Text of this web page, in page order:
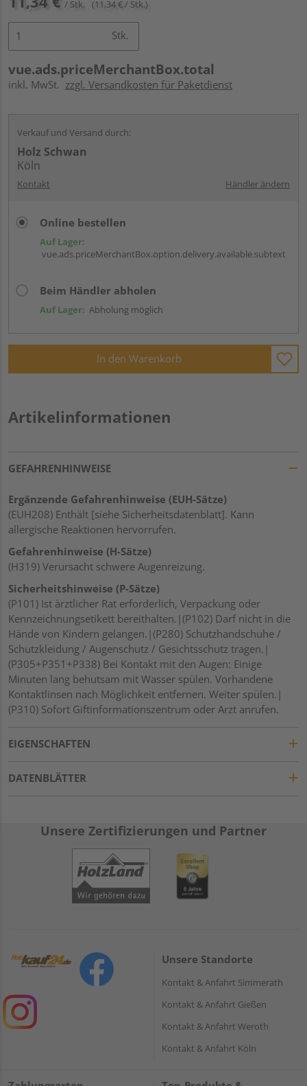
/ Stk. (11,34 € / Stk.)
Stk.
vue.ads.priceMerchantBox.total
inkl. MwSt. zzgl. Versandkosten für Paketdienst
Verkauf und Versand durch:
Holz Schwan
Köln
Kontakt Händler ändern
Online bestellen
Auf Lager:
vue.ads.priceMerchantBox.option.delivery.available.subtext
Beim Händler abholen
Auf Lager: Abholung möglich
In den Warenkorb
Artikelinformationen
GEFAHRENHINWEISE
Ergänzende Gefahrenhinweise (EUH-Sätze)
(EUH208) Enthält [siehe Sicherheitsdatenblatt]. Kann
allergische Reaktionen hervorrufen.
Gefahrenhinweise (H-Sätze)
(H319) Verursacht schwere Augenreizung.
Sicherheitshinweise (P-Sätze)
(P101) Ist ärztlicher Rat erforderlich, Verpackung oder
Kennzeichnungsetikett bereithalten.|(P102) Darf nicht in die
Hände von Kindern gelangen.|(P280) Schutzhandschuhe /
Schutzkleidung / Augenschutz / Gesichtsschutz tragen.|
(P305+P351+P338) Bei Kontakt mit den Augen: Einige
Minuten lang behutsam mit Wasser spülen. Vorhandene
Kontaktlinsen nach Möglichkeit entfernen. Weiter spülen.|
(P310) Sofort Giftinformationszentrum oder Arzt anrufen.
EIGENSCHAFTEN
DATENBLÄTTER
Unsere Zertifizierungen und Partner
Unsere Standorte
Kontakt & Anfahrt Simmerath
Kontakt & Anfahrt Gießen
Kontakt & Anfahrt Weroth
Kontakt & Anfahrt Köln